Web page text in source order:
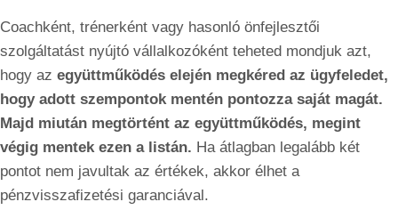
Coachként, trénerként vagy hasonló önfejlesztői
szolgáltatást nyújtó vállalkozóként teheted mondjuk azt,
hogy az együttműködés elején megkéred az ügyfeledet,
hogy adott szempontok mentén pontozza saját magát.
Majd miután megtörtént az együttműködés, megint
végig mentek ezen a listán. Ha átlagban legalább két
pontot nem javultak az értékek, akkor élhet a
pénzvisszafizetési garanciával.